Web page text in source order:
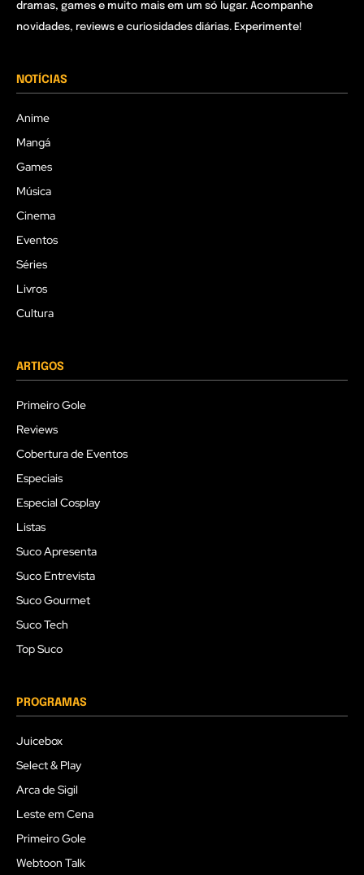
dramas, games e muito mais em um só lugar. Acompanhe
novidades, reviews e curiosidades diárias. Experimente!
NOTÍCIAS
Anime
Mangá
Games
Música
Cinema
Eventos
Séries
Livros
Cultura
ARTIGOS
Primeiro Gole
Reviews
Cobertura de Eventos
Especiais
Especial Cosplay
Listas
Suco Apresenta
Suco Entrevista
Suco Gourmet
Suco Tech
Top Suco
PROGRAMAS
Juicebox
Select & Play
Arca de Sigil
Leste em Cena
Primeiro Gole
Webtoon Talk